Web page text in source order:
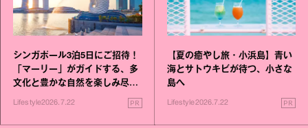
シンガポール3泊5日にご招待！
「マーリー」がガイドする、多
文化と豊かな自然を楽しみ尽く
Lifestyle2026.7.22 PR
【夏の癒やし旅・小浜島】青い
海とサトウキビが待つ、小さな
島へ
Lifestyle2026.7.22 PR